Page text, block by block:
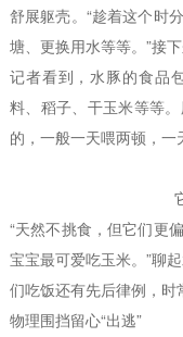
舒展躯壳。“趁着这个时
塘、更换用水等等。”接
记者看到，水豚的食品
料、稻子、干玉米等等
的，一般一天喂两顿，一
“天然不挑食，但它们更
宝宝最可爱吃玉米。”聊
们吃饭还有先后律例，时
物理围挡留心“出逃”